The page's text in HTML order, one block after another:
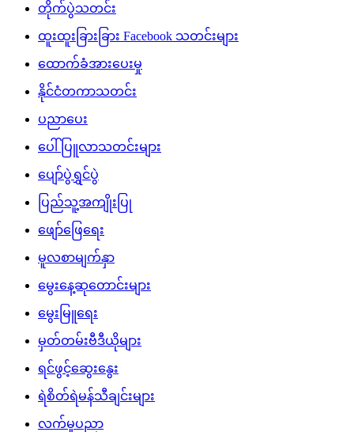
တိုက်ပွဲသတင်း
ထူးထူးခြားခြား Facebook သတင်းများ
ထောက်ခံအားပေးမှု
နိုင်ငံတကာသတင်း
ပညာပေး
ပေါ်ပြူလာသတင်းများ
ပျော်ပွဲရွှင်ပွဲ
ပြည်သူ့အကျိုးပြု
ဖျော်ဖြေရေး
မူလစာမျက်နှာ
မွေးနေ့ဆုတောင်းများ
မွေးမြူရေး
မှတ်တမ်းဗီဒီယိုများ
ရင်ဖွင့်ဆွေးနွေး
ရဲစိတ်ရဲမန်သီချင်းများ
လက်မှုပညာ